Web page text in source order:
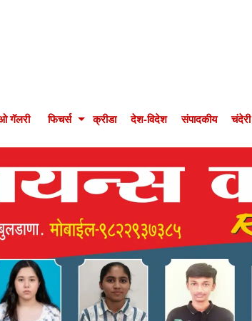
गॅलरी फिचर्स क्रीडा देश-विदेश संपादकीय चंदेरी